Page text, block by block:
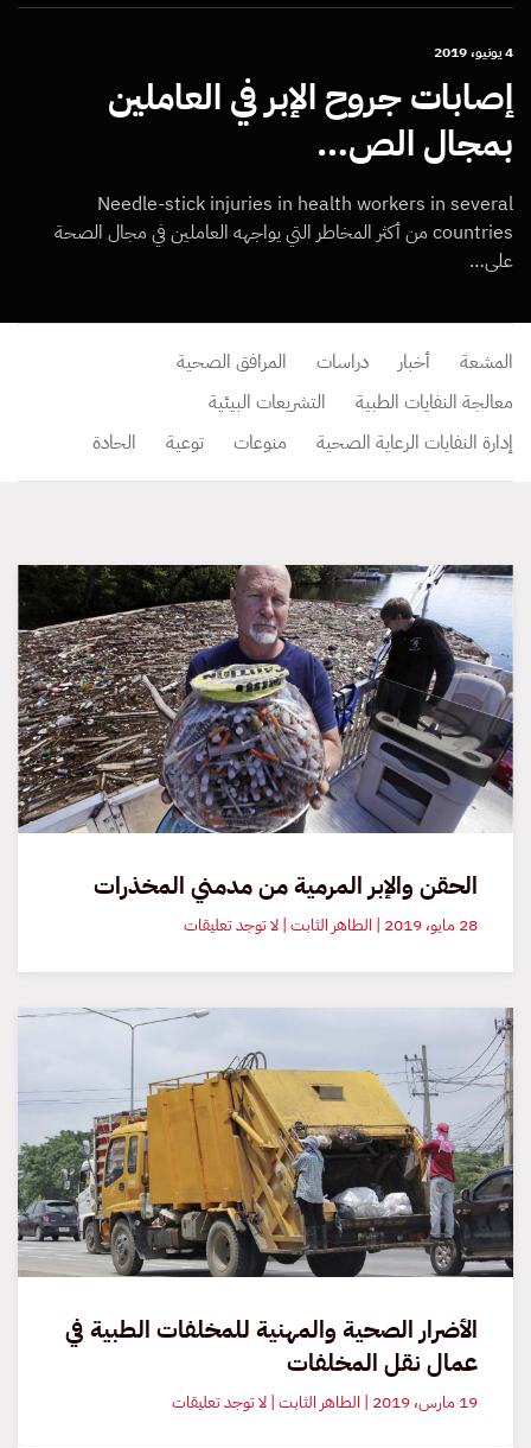
4 يونيو، 2019
إصابات جروح الإبر في العاملين
بمجال الص…
Needle-stick injuries in health workers in several
countries من أكثر المخاطر التي يواجهه العاملين في مجال الصحة
على…
المشعة أخبار دراسات
المرافق الصحية
معالجة النفايات الطبية
التشريعات البيئية
إدارة النفايات الرعاية الصحية
منوعات توعية الحادة
الحقن والإبر المرمية من مدمني المخذرات
28 مايو، 2019 | الطاهر الثابت | لا توجد تعليقات
على
والإبر
من
الأضرار الصحية والمهنية للمخلفات الطبية في
عمال نقل المخلفات
19 مارس، 2019 | الطاهر الثابت | لا توجد تعليقات
على